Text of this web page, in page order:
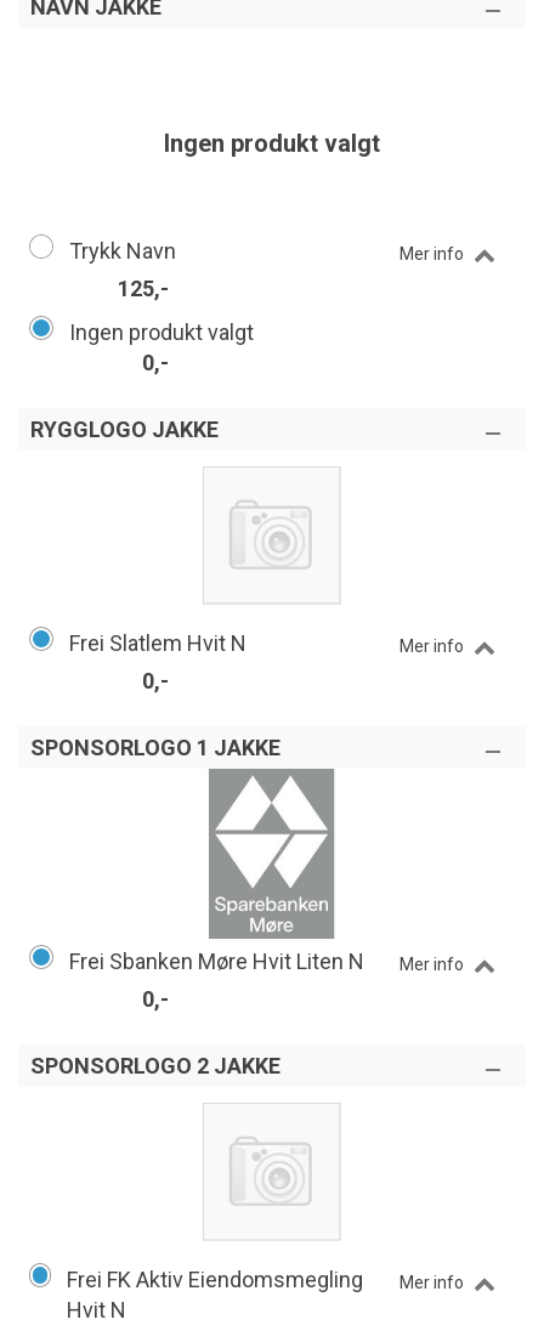
NAVN JAKKE
Ingen produkt valgt
Trykk Navn Mer info
125,-
Ingen produkt valgt
0,-
RYGGLOGO JAKKE
Frei Slatlem Hvit N Mer info
0,-
SPONSORLOGO 1 JAKKE
Frei Sbanken Møre Hvit Liten N Mer info
0,-
SPONSORLOGO 2 JAKKE
Frei FK Aktiv Eiendomsmegling
Hvit N
Mer info